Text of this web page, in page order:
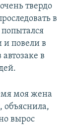
твердо
в
и повели в
в
моя жена
объяснила,
вырос